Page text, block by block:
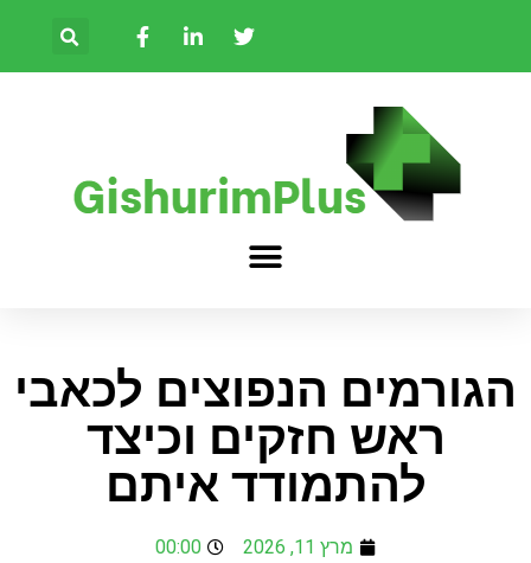
הגורמים הנפוצים לכאבי
ראש חזקים וכיצד
להתמודד איתם
מרץ 11, 2026 00:00